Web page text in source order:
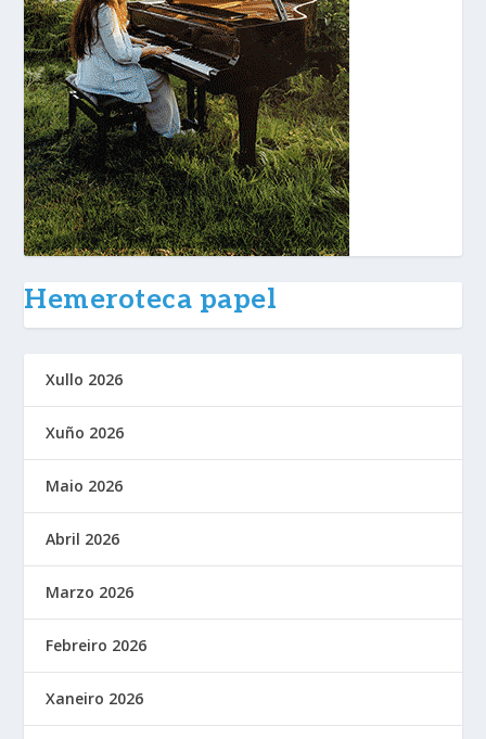
Hemeroteca papel
Xullo 2026
Xuño 2026
Maio 2026
Abril 2026
Marzo 2026
Febreiro 2026
Xaneiro 2026